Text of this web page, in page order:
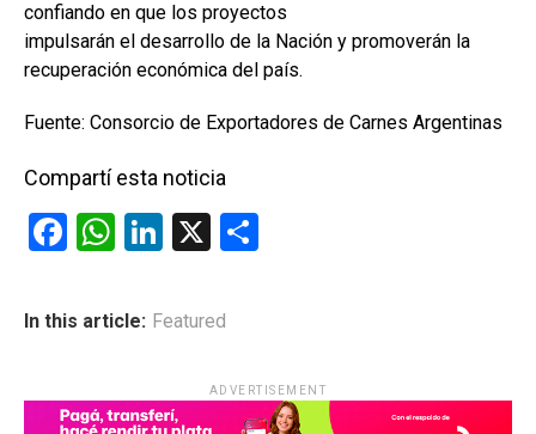
confiando en que los proyectos
impulsarán el desarrollo de la Nación y promoverán la
recuperación económica del país.
Fuente: Consorcio de Exportadores de Carnes Argentinas
Compartí esta noticia
F
ce
o
W
at
p
Li
ke
X
ar
tir
In this article: Featured
ADVERTISEMENT